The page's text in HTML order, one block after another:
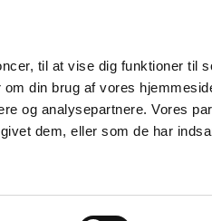
til at vise dig funktioner til
din brug af vores
og analysepartnere. Vores
dem, eller som de har
Nyheder Om os Kontakt
Apoteker og salg af